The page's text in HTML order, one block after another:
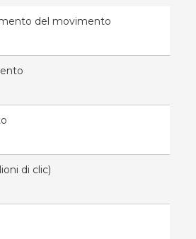
del movimento
di clic)